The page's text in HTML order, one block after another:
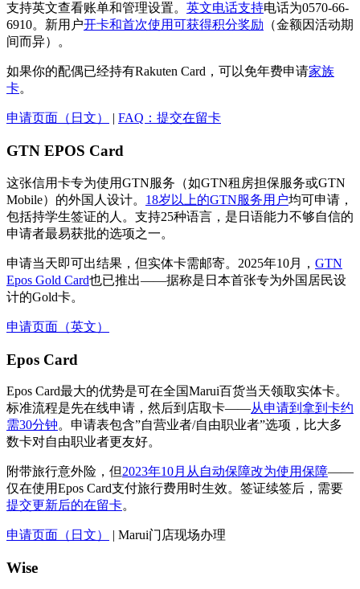
支持英文查看账单和管理设置。 英文电话支持电话为0570-66-
6910。新用户开卡和首次使用可获得积分奖励 （金额因活动期
间而异）。
如果你的配偶已经持有Rakuten Card，可以免年费申请家族
卡。
申请页面（日文） | FAQ：提交在留卡
GTN EPOS Card
这张信用卡专为使用GTN服务（如GTN租房担保服务或GTN
Mobile）的外国人设计。 18岁以上的GTN服务用户均可申请，
包括持学生签证的人。支持25种语言，是日语能力不够自信的
申请者最易获批的选项之一。
申请当天即可出结果，但实体卡需邮寄。2025年10月， GTN
Epos Gold Card也已推出——据称是日本首张专为外国居民设
计的Gold卡。
申请页面（英文）
Epos Card
Epos Card最大的优势是可在全国Marui百货当天领取实体卡。
标准流程是先在线申请，然后到店取卡——从申请到拿到卡约
需30分钟。申请表包含”自营业者/自由职业者”选项，比大多
数卡对自由职业者更友好。
附带旅行意外险，但2023年10月从自动保障改为使用保障——
仅在使用Epos Card支付旅行费用时生效。签证续签后，需要
提交更新后的在留卡。
申请页面（日文） | Marui门店现场办理
Wise